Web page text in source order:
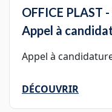
OFFICE PLAST
Appel à
Appel à
DÉCOUVRIR